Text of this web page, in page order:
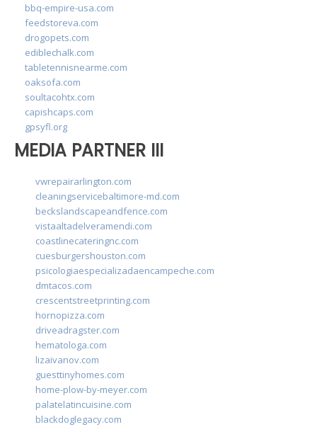
bbq-empire-usa.com
feedstoreva.com
drogopets.com
ediblechalk.com
tabletennisnearme.com
oaksofa.com
soultacohtx.com
capishcaps.com
gpsyfl.org
MEDIA PARTNER III
vwrepairarlington.com
cleaningservicebaltimore-md.com
beckslandscapeandfence.com
vistaaltadelveramendi.com
coastlinecateringnc.com
cuesburgershouston.com
psicologiaespecializadaencampeche.com
dmtacos.com
crescentstreetprinting.com
hornopizza.com
driveadragster.com
hematologa.com
lizaivanov.com
guesttinyhomes.com
home-plow-by-meyer.com
palatelatincuisine.com
blackdoglegacy.com